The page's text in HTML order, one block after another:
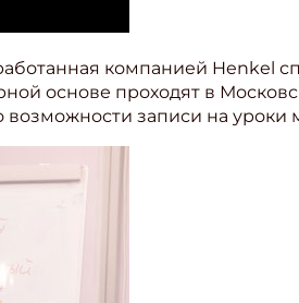
компанией Henkel
основе проходят в
записи на уроки